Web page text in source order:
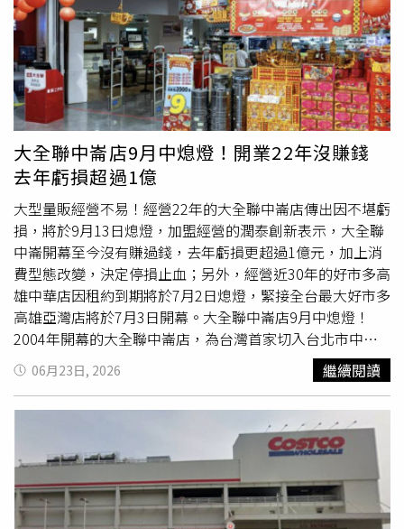
後續處理情形。
永續消費、循環商模」三大策略為核心，全面推動淨零轉
型，並因此再度榮獲「綠色領導獎」殊榮。作為國際倡議
「智慧能源聯盟」（Smart Energy Coalition，前身為
EP100）倡議成員，遠東SOGO承諾在2028年前提升能源生
產力50.52%。十年計畫目前已達標八成，除持續優化能源
管理外，更透過AI深度節能；天母店導入AIoT智慧能控系
統，節能效率提升15.24%。此外，遠東SOGO成為全台唯
一所有據點均取得「碳標籤」的零售業者，依據現行綠色採
購辦法，凡企業、機關行號於遠東SOGO各店消費發票30%
可認列為「綠色採購」範疇，積極開拓B2B商機，協助政府
擴大產業綠色商品市場。以「將人力投資轉化為永續競爭
力」為核心理念，遠東SOGO致力於打造幸福職場典範。
2025年連續4年全員加薪，員工平均薪酬高於同業平均
35%。首創百貨業永續智識分級培訓及逆向導師制度，全面
提升員工專業能力與永續意識。同時，開創零售之先提出育
嬰留停職代津貼與縮短工時等措施，以友善家庭職場作為創
造有感體驗，展現對員工的高度關懷與支持。遠東SOGO永
續飲食料理競賽活動開跑！遠東SOGO召集忠孝館、復興
館、天母店、中壢店、新竹店12家人氣餐廳推出「美食溯源
季」，讓消費者品嚐在地永續好滋味。（照片提供／遠東
SOGO）在健康推廣方面，遠東SOGO長期以飲食教育連結
健康生活與永續消費。自2007年推動餐飲教育活動至今，
逐步發展為結合惜食、低碳、在地與永續認證食材理念的
「永續飲食料理競賽」，累積觸及超過7,500萬人次；透過
大全聯中崙店9月中熄燈！開業22年沒賺錢
去年虧損超過1億
大型量販經營不易！經營22年的大全聯中崙店傳出因不堪虧
損，將於9月13日熄燈，加盟經營的潤泰創新表示，大全聯
中崙開幕至今沒有賺過錢，去年虧損更超過1億元，加上消
費型態改變，決定停損止血；另外，經營近30年的好市多高
雄中華店因租約到期將於7月2日熄燈，緊接全台最大好市多
高雄亞灣店將於7月3日開幕。大全聯中崙店9月中熄燈！
2004年開幕的大全聯中崙店，為台灣首家切入台北市中心
的「都會便利量販店」，潤泰創新發言人表示，大全聯中崙
店是公司向土地銀行承租，並由富邦建經管理，租金不便
宜，自開幕以來沒賺過錢，過去年營收逾9億元，但每年小
虧幾千萬元，去年更虧損上億元。儘管房東願意降租，但降
價後租金仍偏高，加上消費型態改變，公司評估降租後經營
依舊辛苦，所以決定停損止血。大全聯中崙店160多位員
工，將由全聯協助安置；同樣由潤泰創新加盟經營的大全聯
中和店，每年營收仍有10多億元，將會繼續營業。好市多高
06月23日, 2026 繼續閱讀